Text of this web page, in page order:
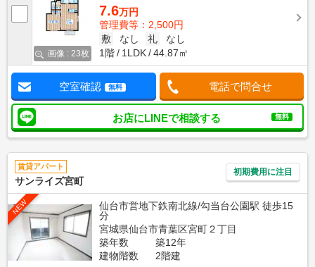
画像 : 23枚
7.6万円
管理費等：2,500円
敷
なし 礼
なし
1階
1LDK 44.87㎡
空室確認 無料 電話で問合せ
お店にLINEで相談する 無料
賃貸アパート
サンライズ宮町
初期費用に注目
NEW
仙台市営地下鉄南北線/勾当台公園駅 徒歩15
分
宮城県仙台市青葉区宮町２丁目
築年数
築12年
建物階数
2階建